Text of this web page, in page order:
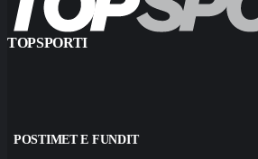
TOPSPORTI
POSTIMET E FUNDIT